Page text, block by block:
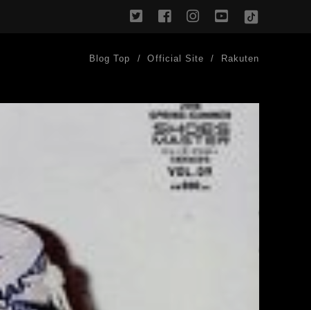
twitterfacebookinstagram
youtube
TikTok
Blog Top Official Site Rakuten